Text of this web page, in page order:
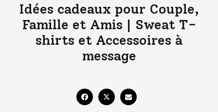
Idées cadeaux pour Couple,
Famille et Amis | Sweat T-
shirts et Accessoires à
message